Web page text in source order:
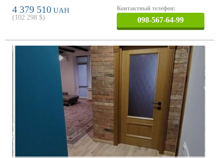
4 379 510 UAH
(102 298 $)
Контактный телефон:
098-567-64-99